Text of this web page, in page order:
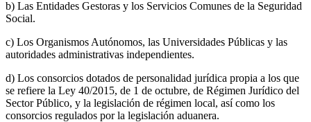
b) Las Entidades Gestoras y los Servicios Comunes de la Seguridad
Social.
c) Los Organismos Autónomos, las Universidades Públicas y las
autoridades administrativas independientes.
d) Los consorcios dotados de personalidad jurídica propia a los que
se refiere la Ley 40/2015, de 1 de octubre, de Régimen Jurídico del
Sector Público, y la legislación de régimen local, así como los
consorcios regulados por la legislación aduanera.